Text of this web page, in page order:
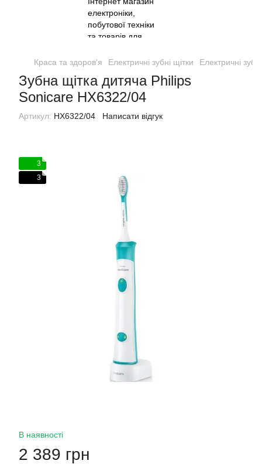
Краса та здоров'я Електричні зубні щітки Електричні
Зубна щітка дитяча Philips
Sonicare HX6322/04
Артикул: HX6322/04 Написати відгук
3
3
В наявності
2 389 грн